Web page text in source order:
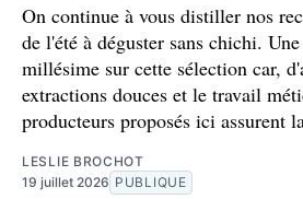
On continue à vous distiller nos
de l'été à déguster sans chichi.
millésime sur cette sélection car,
extractions douces et le travail
producteurs proposés ici assurent
LESLIE BROCHOT
19 juillet 2026 PUBLIQUE